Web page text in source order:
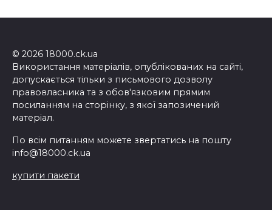
© 2026 18000.ck.ua
Використання матеріалів, опублікованих на сайті,
допускається тільки з письмового дозволу
правовласника та з обов'язковим прямим
посиланням на сторінку, з якої запозичений
матеріал.
По всім питанням можете звертатись на пошту
info@18000.ck.ua
купити пакети